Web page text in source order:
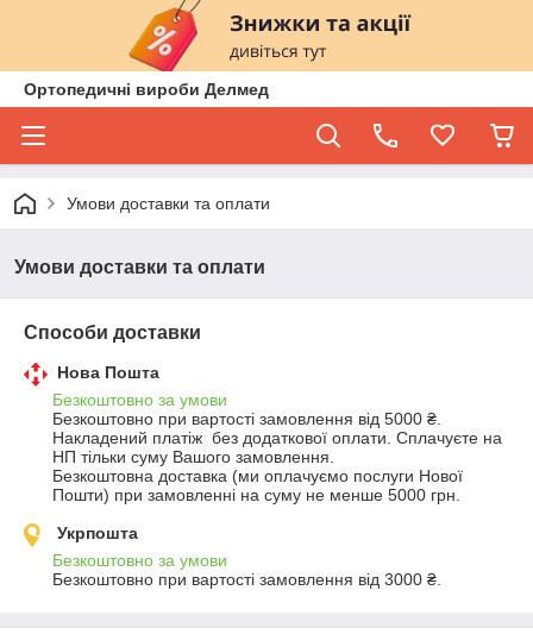
Ортопедичні вироби Делмед
Умови доставки та оплати
Умови доставки та оплати
Способи доставки
Нова Пошта
Безкоштовно за умови
Безкоштовно при вартості замовлення від 5000 ₴.
Накладений платіж  без додаткової оплати. Сплачуєте на
НП тільки суму Вашого замовлення.
Безкоштовна доставка (ми оплачуємо послуги Нової
Пошти) при замовленні на суму не менше 5000 грн.
Укрпошта
Безкоштовно за умови
Безкоштовно при вартості замовлення від 3000 ₴.